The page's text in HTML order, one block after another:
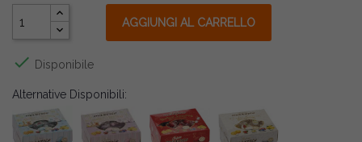
AGGIUNGI AL CARRELLO
 Disponibile
Alternative Disponibili: